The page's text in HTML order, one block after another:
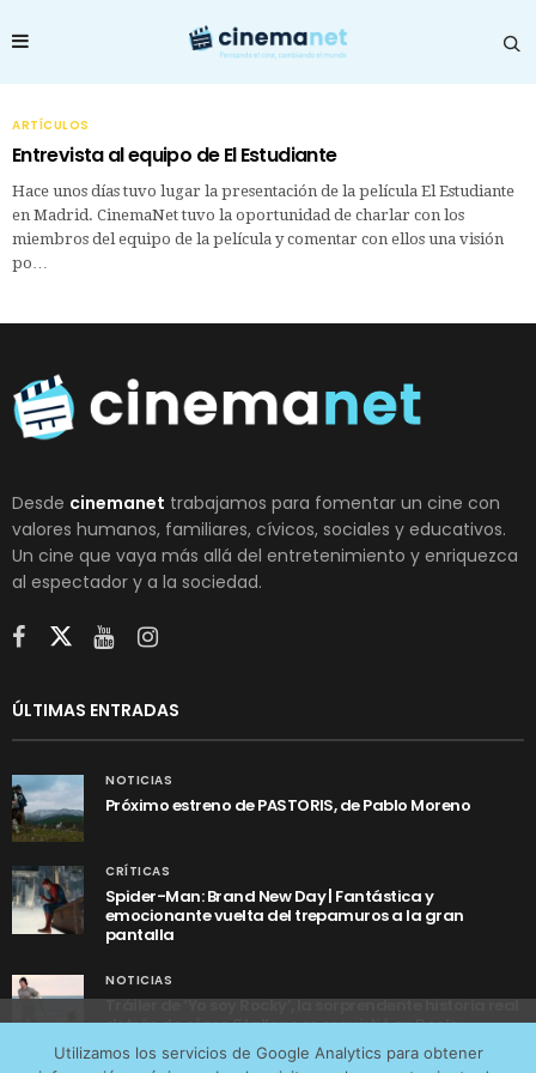
ARTÍCULOS
Entrevista al equipo de El Estudiante
Hace unos días tuvo lugar la presentación de la película El Estudiante
en Madrid. CinemaNet tuvo la oportunidad de charlar con los
miembros del equipo de la película y comentar con ellos una visión
po…
Desde cinemanet trabajamos para fomentar un cine con
valores humanos, familiares, cívicos, sociales y educativos.
Un cine que vaya más allá del entretenimiento y enriquezca
al espectador y a la sociedad.
ÚLTIMAS ENTRADAS
NOTICIAS
Próximo estreno de PASTORIS, de Pablo Moreno
CRÍTICAS
Spider-Man: Brand New Day | Fantástica y
emocionante vuelta del trepamuros a la gran
pantalla
NOTICIAS
Tráiler de ‘Yo soy Rocky’, la sorprendente historia real
detrás de cómo Stallone se convirtió en Rocky
Utilizamos los servicios de Google Analytics para obtener
tráfico web que recibimos y conocer los servicios que